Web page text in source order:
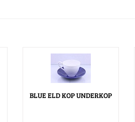
BLUE ELD KOP UNDERKOP